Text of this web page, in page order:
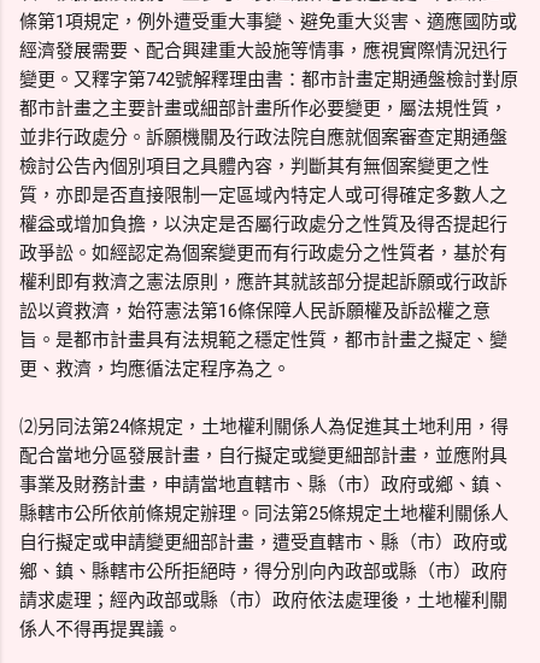
條第1項規定，例外遭受重大事變、避免重大災害、適應國防或
經濟發展需要、配合興建重大設施等情事，應視實際情況迅行
變更。又釋字第742號解釋理由書：都市計畫定期通盤檢討對原
都市計畫之主要計畫或細部計畫所作必要變更，屬法規性質，
並非行政處分。訴願機關及行政法院自應就個案審查定期通盤
檢討公告內個別項目之具體內容，判斷其有無個案變更之性
質，亦即是否直接限制一定區域內特定人或可得確定多數人之
權益或增加負擔，以決定是否屬行政處分之性質及得否提起行
政爭訟。如經認定為個案變更而有行政處分之性質者，基於有
權利即有救濟之憲法原則，應許其就該部分提起訴願或行政訴
訟以資救濟，始符憲法第16條保障人民訴願權及訴訟權之意
旨。是都市計畫具有法規範之穩定性質，都市計畫之擬定、變
更、救濟，均應循法定程序為之。
⑵另同法第24條規定，土地權利關係人為促進其土地利用，得
配合當地分區發展計畫，自行擬定或變更細部計畫，並應附具
事業及財務計畫，申請當地直轄市、縣（市）政府或鄉、鎮、
縣轄市公所依前條規定辦理。同法第25條規定土地權利關係人
自行擬定或申請變更細部計畫，遭受直轄市、縣（市）政府或
鄉、鎮、縣轄市公所拒絕時，得分別向內政部或縣（市）政府
請求處理；經內政部或縣（市）政府依法處理後，土地權利關
係人不得再提異議。